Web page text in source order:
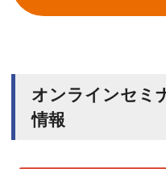
オンラインセミ
情報